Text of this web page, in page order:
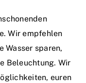
Wir empfehlen
Wasser sparen,
Beleuchtung. Wir
euren